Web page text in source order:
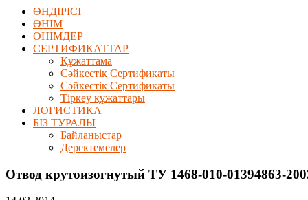
ӨНДІРІСІ
ӨНІМ
ӨHIМДЕР
СЕРТИФИКАТТАР
Құжаттама
Сәйкестік Сертификаты
Сәйкестік Сертификаты
Тіркеу құжаттары
ЛОГИСТИКА
БІЗ ТУРАЛЫ
Байланыстар
Деректемелер
Отвод крутоизогнутый ТУ 1468-010-01394863-